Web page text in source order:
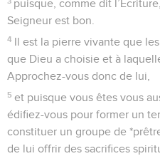
puisque, comme dit
Seigneur est bon.
4 Il est la pierre vivante que
que Dieu a choisie et à
Approchez-vous donc de lui,
5 et puisque vous êtes vous
édifiez-vous pour former un
constituer un groupe de
de lui offrir des sacrifices